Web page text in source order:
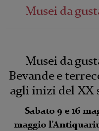
Musei da
Musei da
Bevande e
agli inizi del XX
Sabato 9 e 16
maggio